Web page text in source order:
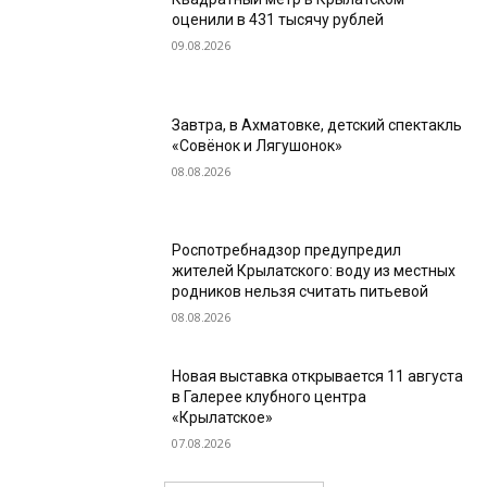
оценили в 431 тысячу рублей
09.08.2026
Завтра, в Ахматовке, детский спектакль
«Совёнок и Лягушонок»
08.08.2026
Роспотребнадзор предупредил
жителей Крылатского: воду из местных
родников нельзя считать питьевой
08.08.2026
Новая выставка открывается 11 августа
в Галерее клубного центра
«Крылатское»
07.08.2026